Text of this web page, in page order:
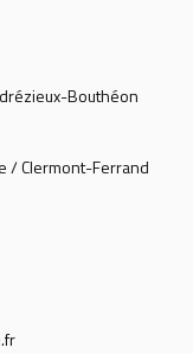
Bouthéon
/ Clermont-Ferrand